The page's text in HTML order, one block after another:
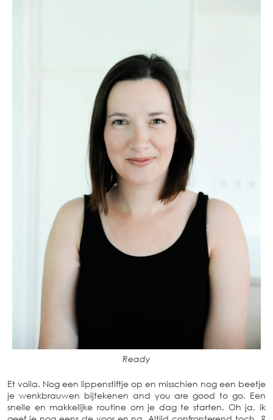
Ready
Et voila. Nog een lippenstiftje op en misschien nog een beetje
je wenkbrauwen bijtekenen and you are good to go. Een
snelle en makkelijke routine om je dag te starten. Oh ja, ik